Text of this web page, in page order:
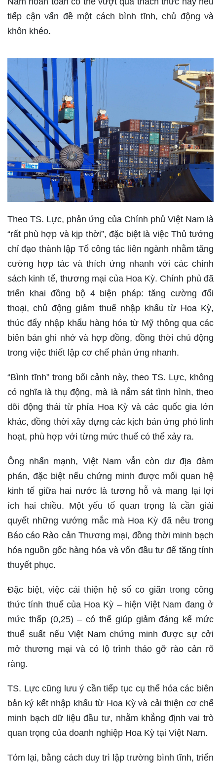
tiếp cận vấn đề một cách bình tĩnh, chủ động và
khôn khéo.
Theo TS. Lực, phản ứng của Chính phủ Việt Nam là
“rất phù hợp và kịp thời”, đặc biệt là việc Thủ tướng
chỉ đạo thành lập Tổ công tác liên ngành nhằm tăng
cường hợp tác và thích ứng nhanh với các chính
sách kinh tế, thương mại của Hoa Kỳ. Chính phủ đã
triển khai đồng bộ 4 biện pháp: tăng cường đối
thoại, chủ động giảm thuế nhập khẩu từ Hoa Kỳ,
thúc đẩy nhập khẩu hàng hóa từ Mỹ thông qua các
biên bản ghi nhớ và hợp đồng, đồng thời chủ động
trong việc thiết lập cơ chế phản ứng nhanh.
“Bình tĩnh” trong bối cảnh này, theo TS. Lực, không
có nghĩa là thụ động, mà là nắm sát tình hình, theo
dõi động thái từ phía Hoa Kỳ và các quốc gia lớn
khác, đồng thời xây dựng các kịch bản ứng phó linh
hoạt, phù hợp với từng mức thuế có thể xảy ra.
Ông nhấn mạnh, Việt Nam vẫn còn dư địa đàm
phán, đặc biệt nếu chứng minh được mối quan hệ
kinh tế giữa hai nước là tương hỗ và mang lại lợi
ích hai chiều. Một yếu tố quan trọng là cần giải
quyết những vướng mắc mà Hoa Kỳ đã nêu trong
Báo cáo Rào cản Thương mại, đồng thời minh bạch
hóa nguồn gốc hàng hóa và vốn đầu tư để tăng tính
thuyết phục.
Đặc biệt, việc cải thiện hệ số co giãn trong công
thức tính thuế của Hoa Kỳ – hiện Việt Nam đang ở
mức thấp (0,25) – có thể giúp giảm đáng kể mức
thuế suất nếu Việt Nam chứng minh được sự cởi
mở thương mại và có lộ trình tháo gỡ rào cản rõ
ràng.
TS. Lực cũng lưu ý cần tiếp tục cụ thể hóa các biên
bản ký kết nhập khẩu từ Hoa Kỳ và cải thiện cơ chế
minh bạch dữ liệu đầu tư, nhằm khẳng định vai trò
quan trọng của doanh nghiệp Hoa Kỳ tại Việt Nam.
Tóm lại, bằng cách duy trì lập trường bình tĩnh, triển